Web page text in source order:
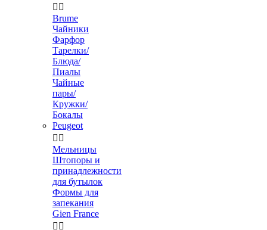
 
Brume
Чайники
Фарфор
Тарелки/
Блюда/
Пиалы
Чайные
пары/
Кружки/
Бокалы
Peugeot
 
Мельницы
Штопоры и
принадлежности
для бутылок
Формы для
запекания
Gien France
 